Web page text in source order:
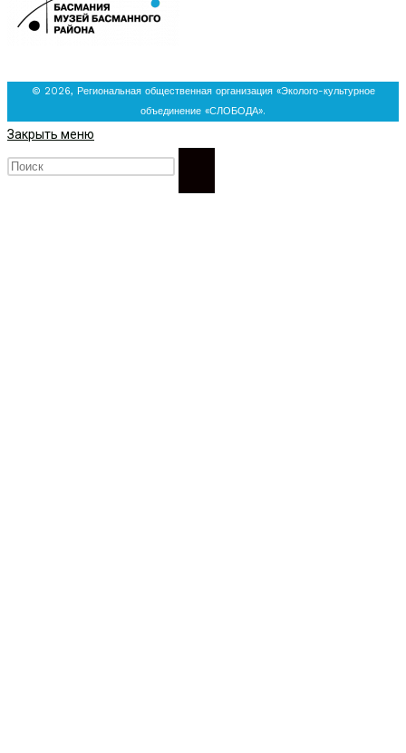
© 2026, Региональная общественная организация «Эколого-культурное
объединение «СЛОБОДА».
Закрыть меню